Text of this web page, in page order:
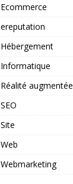
Ecommerce
ereputation
Hébergement
Informatique
Réalité augmentée
SEO
Site
Web
Webmarketing